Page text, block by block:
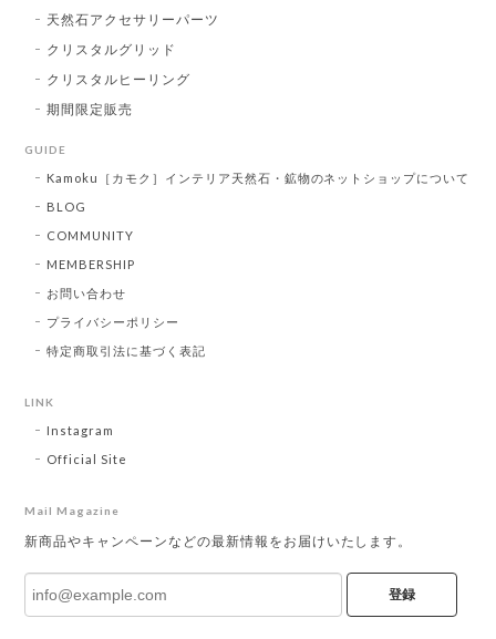
天然石アクセサリーパーツ
クリスタルグリッド
クリスタルヒーリング
期間限定販売
GUIDE
Kamoku［カモク］インテリア天然石・鉱物のネットショップについて
BLOG
COMMUNITY
MEMBERSHIP
お問い合わせ
プライバシーポリシー
特定商取引法に基づく表記
LINK
Instagram
Official Site
Mail Magazine
新商品やキャンペーンなどの最新情報をお届けいたします。
登録